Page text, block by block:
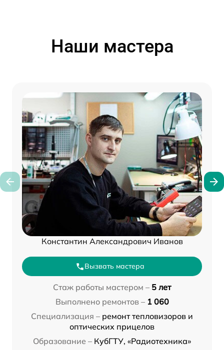
Наши мастера
Константин Александрович Иванов
Вызвать мастера
Стаж работы мастером – 5 лет
Выполнено ремонтов – 1 060
Специализация – ремонт тепловизоров и
оптических прицелов
Образование – КубГТУ, «Радиотехника»